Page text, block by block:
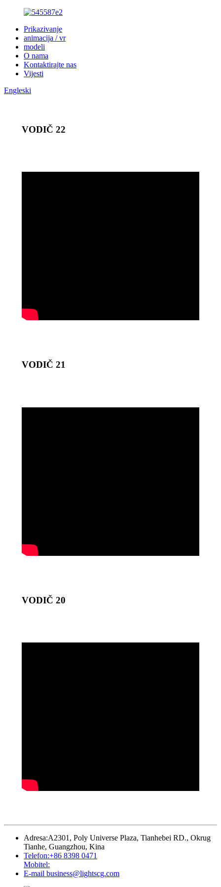
Prikazivanje
animacija / vr
modeli
O nama
Kontaktirajte nas
Vijesti
Engleski
VODIČ 22
VODIČ 21
VODIČ 20
Adresa:A2301, Poly Universe Plaza, Tianhebei RD., Okrug
Tianhe, Guangzhou, Kina
Telefon:+86 8398 0471
Mobitel:
E-mail business@lightscg.com